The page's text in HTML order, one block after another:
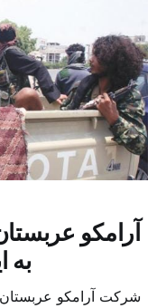
به
شرکت آرامکو